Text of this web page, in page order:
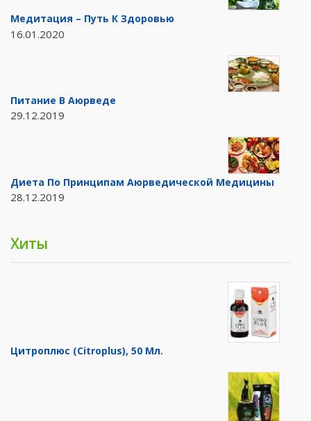
Медитация – Путь К Здоровью
16.01.2020
Питание В Аюрведе
29.12.2019
Диета По Принципам Аюрведической Медицины
28.12.2019
Хиты
Цитроплюс (Citroplus), 50 Мл.